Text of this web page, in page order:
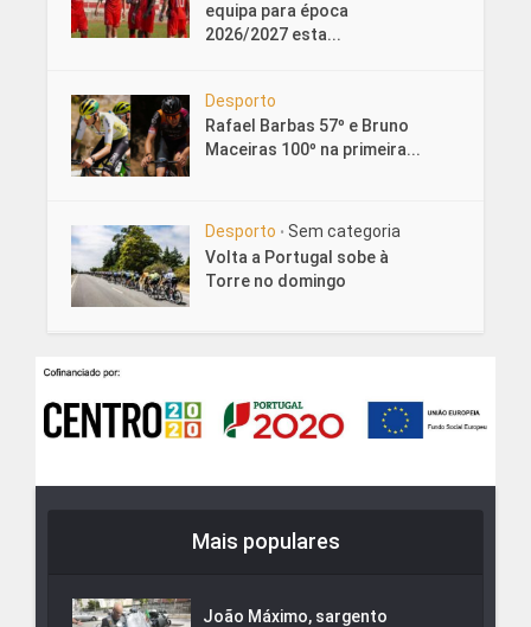
equipa para época
2026/2027 esta...
Desporto
Rafael Barbas 57º e Bruno
Maceiras 100º na primeira...
Desporto • Sem categoria
Volta a Portugal sobe à
Torre no domingo
Mais populares
João Máximo, sargento